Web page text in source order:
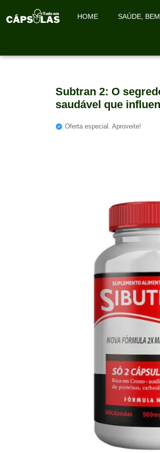
HOME SAÚDE,
Subtran 2: O
saudável que
Oferta especial. Aproveite!